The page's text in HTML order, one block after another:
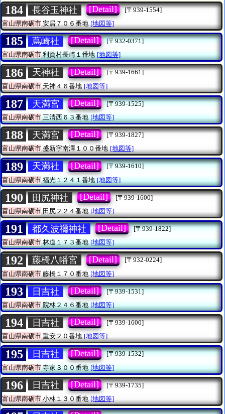
184 長谷玉神社 [Detail]
[〒939-1554]
富山県南砺市安居７０６番地 [地図等]
185 蔦崎社 [Detail]
[〒932-0371]
富山県南砺市利賀村長崎１番地 [地図等]
186 天神社 [Detail]
[〒939-1661]
富山県南砺市 天神４６番地 [地図等]
187 天満宮 [Detail]
[〒939-1525]
富山県南砺市三清西６３番地 [地図等]
188 天満宮 [Detail]
[〒939-1827]
富山県南砺市盛新字南澤１００番地 [地図等]
189 天満社 [Detail]
[〒939-1610]
富山県南砺市福光１２４１番地 [地図等]
190 田尻神社 [Detail]
[〒939-1600]
富山県南砺市田尻２２４番地 [地図等]
191 都久波禰神社 [Detail]
[〒939-1822]
富山県南砺市林道１７３番地 [地図等]
192 藤橋八幡宮 [Detail]
[〒932-0224]
富山県南砺市 藤橋１７０番地 [地図等]
193 日吉社 [Detail]
[〒939-1531]
富山県南砺市院林２４６番地 [地図等]
194 日吉社 [Detail]
[〒939-1600]
富山県南砺市重安２０番地 [地図等]
195 日吉社 [Detail]
[〒939-1532]
富山県南砺市寺家３００番地 [地図等]
196 日吉社 [Detail]
[〒939-1735]
富山県南砺市 小林１３０番地 [地図等]